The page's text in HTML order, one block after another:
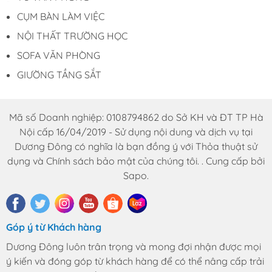
Thạnh, Hóc Môn, TP HCM
Email : noithatduongdong6868@gmail.com
CỤM BÀN LÀM VIỆC
NỘI THẤT TRƯỜNG HỌC
SOFA VĂN PHÒNG
GIƯỜNG TẦNG SẮT
Mã số Doanh nghiệp: 0108794862 do Sở KH và ĐT TP Hà
Nội cấp 16/04/2019 - Sử dụng nội dung và dịch vụ tại
Dương Đông có nghĩa là bạn đồng ý với Thỏa thuật sử
dụng và Chính sách bảo mật của chúng tôi. . Cung cấp bởi
Sapo.
Góp ý từ Khách hàng
Dương Đông luôn trân trọng và mong đợi nhận được mọi
ý kiến và đóng góp từ khách hàng để có thể nâng cấp trải